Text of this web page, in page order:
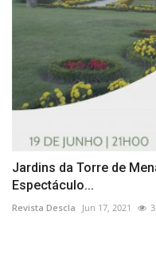
Jardins da Torre de
Espectáculo...
Revista Descla Jun 17, 2021